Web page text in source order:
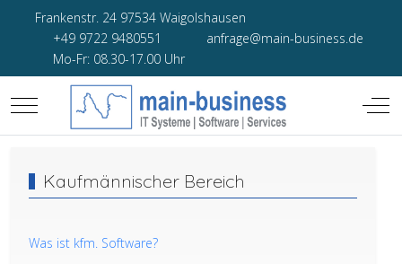
Frankenstr. 24 97534 Waigolshausen
+49 9722 9480551
anfrage@main-business.de
Mo-Fr: 08.30-17.00 Uhr
Mobile Menu Toggle Off-
Kaufmännischer Bereich
Was ist kfm. Software?